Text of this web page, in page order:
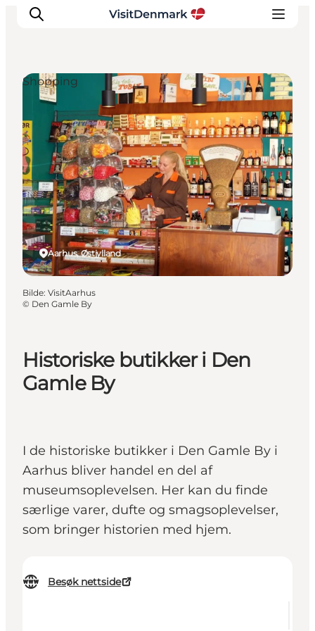
Inspirasjon
Reisemål
Aktiviteter
Overnatting
Planlegg reisen
Historiske butikker i Den
Gamle By
I de historiske butikker i Den Gamle By i
Aarhus bliver handel en del af
museumsoplevelsen. Her kan du finde
særlige varer, dufte og smagsoplevelser,
som bringer historien med hjem.
Besøk nettside
Aarhus, Østjylland
Shopping
Bilde: VisitAarhus
© Den Gamle By